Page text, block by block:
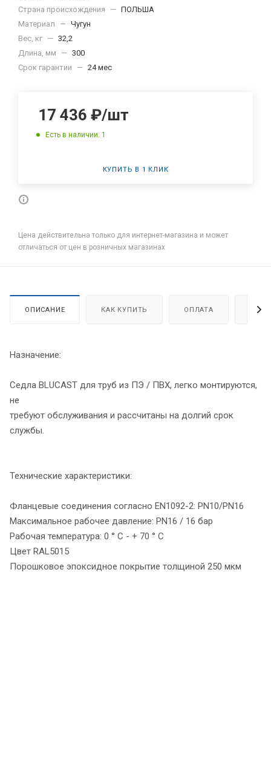
Страна происхождения
— ПОЛЬША
Материал
— Чугун
Вес, кг — 32,2
Длина, мм
— 300
Срок гарантии
— 24 мес
17 436 ₽/шт
Есть в наличии: 1
КУПИТЬ В 1 КЛИК
Цена действительна только для интернет-магазина и может
отличаться от цен в розничных магазинах
ОПИСАНИЕ КАК КУПИТЬ ОПЛАТА
Назначение:
Седла BLUCAST для труб из ПЭ / ПВХ, легко монтируются,
не
требуют обслуживания и рассчитаны на долгий срок
службы.
Технические характеристики:
Фланцевые соединения согласно EN1092-2: PN10/PN16
Максимальное рабочее давление: PN16 / 16 бар
Рабочая температура: 0 ° C - + 70 ° C
Цвет RAL5015
Порошковое эпоксидное покрытие толщиной 250 мкм